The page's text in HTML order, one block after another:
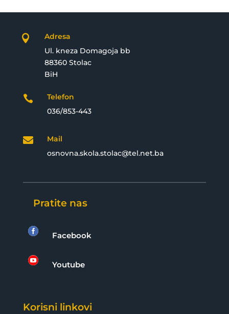

Adresa
Ul. kneza Domagoja bb
88360 Stolac
BiH

Telefon
036/853-443

Mail
osnovna.skola.stolac@tel.net.ba
Pratite nas
 Facebook
 Youtube
Korisni linkovi